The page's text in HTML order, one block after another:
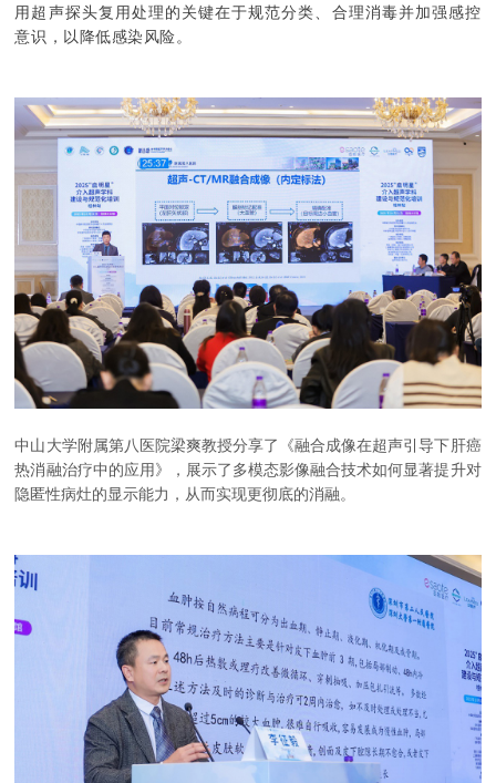
用超声探头复用处理的关键在于规范分类、合理消毒并加强感控
意识，以降低感染风险。
中山大学附属第八医院梁爽教授分享了《融合成像在超声引导下肝癌
热消融治疗中的应用》，展示了多模态影像融合技术如何显著提升对
隐匿性病灶的显示能力，从而实现更彻底的消融。